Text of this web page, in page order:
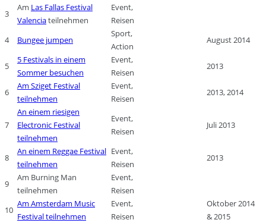
3
Am Las Fallas Festival
Valenciateilnehmen
Event,
Reisen
4
Bungee jumpen
Sport,
Action
August 2014
5
5 Festivals in einem
Sommer besuchen
Event,
Reisen
2013
6
Am Sziget Festival
teilnehmen
Event,
Reisen
2013, 2014
7
An einem riesigen
Electronic Festival
teilnehmen
Event,
Reisen
Juli 2013
8
An einem Reggae Festival
teilnehmen
Event,
Reisen
2013
9
Am Burning Man
teilnehmen
Event,
Reisen
10
Am Amsterdam Music
Festival teilnehmen
Event,
Reisen
Oktober 2014
& 2015